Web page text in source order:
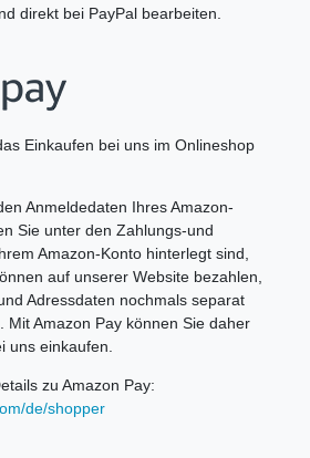
direkt bei PayPal bearbeiten.
Einkaufen bei uns im Onlineshop
Anmeldedaten Ihres Amazon-
Sie unter den Zahlungs-und
Amazon-Konto hinterlegt sind,
auf unserer Website bezahlen,
Adressdaten nochmals separat
Mit Amazon Pay können Sie daher
uns einkaufen.
zu Amazon Pay:
de/shopper